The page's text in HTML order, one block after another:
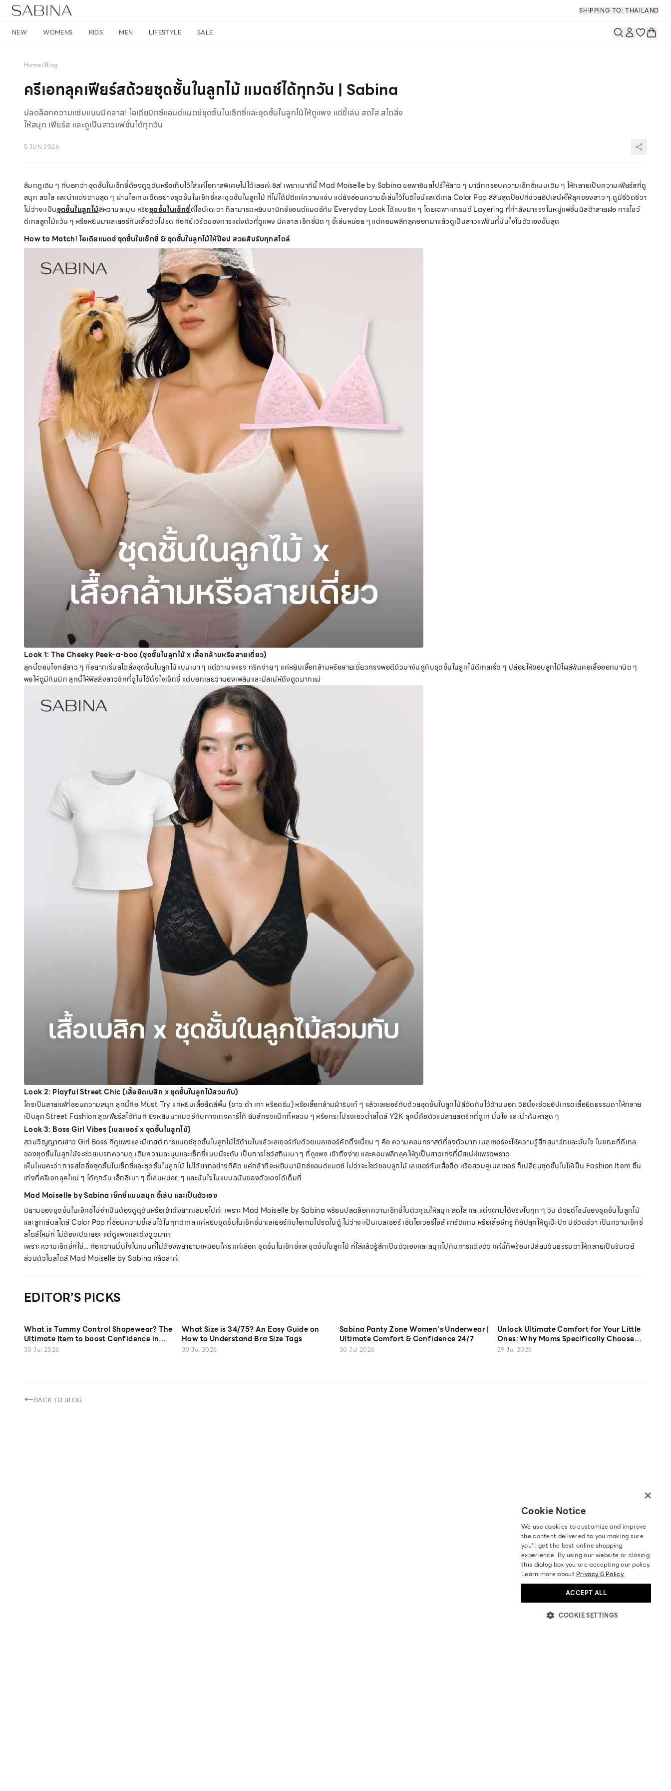
SHIPPING TO: THAILAND
NEW WOMENS KIDS MEN LIFESTYLE SALE
Home/Blog
ครีเอทลุคเฟียร์สด้วยชุดชั้นในลูกไม้ แมตช์ได้ทุกวัน | Sabina
ปลดล็อกความแซ่บแบบมีคลาส! ไอเดียมิกซ์แอนด์แมตช์ชุดชั้นในเซ็กซี่และชุดชั้นในลูกไม้ให้ดูแพง แต่ขี้เล่น สดใส สไตลิ่ง
ให้สนุก เฟียร์ส และดูเป็นสาวแฟชั่นได้ทุกวัน
5 JUN 2026
ลืมกฎเดิม ๆ ที่บอกว่า ชุดชั้นในเซ็กซี่ต้องดูดุดันหรือเก็บไว้ใส่แค่โอกาสพิเศษไปได้เลยค่ะซิส! เพราะนาทีนี้ Mad Moiselle by Sabina ขอพาอินสไปร์ให้สาว ๆ มาฉีกกรอบความเซ็กซี่แบบเดิม ๆ ให้กลายเป็นความเฟียร์สที่ดู
สนุก สดใส และน่าแต่งตามสุด ๆ ผ่านไอเทมเด็ดอย่างชุดชั้นในเซ็กซี่และชุดชั้นในลูกไม้ ที่ไม่ได้มีดีแค่ความแซ่บ แต่ยังซ่อนความขี้เล่นไว้ในดีไซน์และดีเทล Color Pop สีสันสุดป๊อปที่ช่วยอัปเสน่ห์ให้ลุคของสาว ๆ ดูมีชีวิตชีวา
ไม่ว่าจะเป็นชุดชั้นในลูกไม้สีหวานละมุน หรือชุดชั้นในเซ็กซี่ดีไซน์เตะตา ก็สามารถหยิบมามิกซ์แอนด์แมตช์กับ Everyday Look ได้แบบชิค ๆ โดยเฉพาะเทรนด์ Layering ที่กำลังมาแรงในหมู่แฟชั่นนิสต้าสายฝอ การโชว์
ดีเทลลูกไม้แว้บ ๆ หรือหยิบมาเลเยอร์ทับเสื้อตัวโปรด คือคีย์เวิร์ดของการแต่งตัวที่ดูแพง มีคลาส เซ็กซี่นิด ๆ ขี้เล่นหน่อย ๆ แต่คอมพลีทลุคออกมาแล้วดูเป็นสาวแฟชั่นที่มั่นใจในตัวเองขั้นสุด
How to Match! ไอเดียแมตช์ ชุดชั้นในเซ็กซี่ & ชุดชั้นในลูกไม้ให้ป๊อป สวยสับรับทุกสไตล์
Look 1: The Cheeky Peek-a-boo (ชุดชั้นในลูกไม้ x เสื้อกล้ามหรือสายเดี่ยว)
ลุคนี้ตอบโจทย์สาว ๆ ที่อยากเริ่มสไตลิ่งชุดชั้นในลูกไม้แบบเบา ๆ แต่ดาเมจแรง ทริคง่าย ๆ แค่หยิบเสื้อกล้ามหรือสายเดี่ยวทรงพอดีตัวมาจับคู่กับชุดชั้นในลูกไม้ดีเทลเริ่ด ๆ ปล่อยให้ขอบลูกไม้โผล่พ้นคอเสื้อออกมานิด ๆ
พอให้ดูมีกิมมิก ลุคนี้ให้ฟีลลิ่งสาวชิคที่ดูไม่ได้ตั้งใจเซ็กซี่ แต่บอกเลยว่ามองเพลินและมีสเน่ห์ดึงดูดมากแม่
Look 2: Playful Street Chic (เสื้อยืดเบสิก x ชุดชั้นในลูกไม้สวมทับ)
ใครเป็นสายแฟที่ชอบความสนุก ลุคนี้คือ Must Try แค่หยิบเสื้อยืดสีพื้น (ขาว ดำ เทา หรือครีม) หรือเสื้อกล้ามผ้าริบเก๋ ๆ แล้วเลเยอร์ทับด้วยชุดชั้นในลูกไม้สีตัดกันไว้ด้านนอก วิธีนี้จะช่วยอัปเกรดเสื้อยืดธรรมดาให้กลาย
เป็นลุค Street Fashion สุดเฟียร์สได้ทันที ยิ่งหยิบมาแมตช์กับกางเกงคาร์โก้ ยีนส์ทรงแบ็กกี้หลวม ๆ หรือกระโปรงเอวต่ำสไตล์ Y2K ลุคนี้คือตัวแม่สายสตรีทที่ดูเท่ มั่นใจ และน่าค้นหาสุด ๆ
Look 3: Boss Girl Vibes (เบลเซอร์ x ชุดชั้นในลูกไม้)
สวมวิญญาณสาว Girl Boss ที่ดูแพงและมีเทสต์ การแมตช์ชุดชั้นในลูกไม้ไว้ด้านในแล้วเลเยอร์ทับด้วยเบลเซอร์คัตติ้งเนี้ยบ ๆ คือ ความคอนทราสต์ที่ลงตัวมาก เบลเซอร์จะให้ความรู้สึกสมาร์ทและมั่นใจ ในขณะที่ดีเทล
ของชุดชั้นในลูกไม้จะช่วยเบรกความดุ เติมความละมุนและเซ็กซี่แบบมีระดับ เป็นการโชว์สกินเบา ๆ ที่ดูแพง เข้าถึงง่าย และคอมพลีทลุคให้ดูเป็นสาวเก่งที่มีสเน่ห์แพรวพราว
เห็นไหมคะว่า การสไตลิ่งชุดชั้นในเซ็กซี่และชุดชั้นในลูกไม้ ไม่ได้ยากอย่างที่คิด แค่กล้าที่จะหยิบมามิกซ์แอนด์แมตช์ ไม่ว่าจะโชว์ขอบลูกไม้ เลเยอร์ทับเสื้อยืด หรือสวมคู่เบลเซอร์ ก็เปลี่ยนชุดชั้นในให้เป็น Fashion Item ชิ้น
เก่งที่ครีเอทลุคใหม่ ๆ ได้ทุกวัน เซ็กซี่เบา ๆ ขี้เล่นหน่อย ๆ และมั่นใจในแบบฉบับของตัวเองได้เต็มที่
Mad Moiselle by Sabina เซ็กซี่แบบสนุก ขี้เล่น และเป็นตัวเอง
นิยามของชุดชั้นในเซ็กซี่ไม่จำเป็นต้องดูดุดันหรือเข้าถึงยากเสมอไปค่ะ เพราะ Mad Moiselle by Sabina พร้อมปลดล็อกความเซ็กซี่ในตัวคุณให้สนุก สดใส และแต่งตามได้จริงในทุก ๆ วัน ด้วยดีไซน์ของชุดชั้นในลูกไม้
และลูกเล่นสไตล์ Color Pop ที่ซ่อนความขี้เล่นไว้ในทุกดีเทล แค่หยิบชุดชั้นในเซ็กซี่มาเลเยอร์กับไอเทมโปรดในตู้ ไม่ว่าจะเป็นเบลเซอร์ เชิ้ตโอเวอร์ไซส์ คาร์ดิแกน หรือเสื้อซีทรู ก็อัปลุคให้ดูเป๊ะปัง มีชีวิตชีวา เป็นความเซ็กซี่
สไตล์ใหม่ที่ ไม่ต้องเปิดเยอะ แต่ดูแพงและดึงดูดมาก
เพราะความเซ็กซี่ที่ใช่... คือความมั่นใจในแบบที่ไม่ต้องพยายามเหมือนใคร แค่เลือก ชุดชั้นในเซ็กซี่และชุดชั้นในลูกไม้ ที่ใส่แล้วรู้สึกเป็นตัวเองและสนุกไปกับการแต่งตัว แค่นี้ก็พร้อมเปลี่ยนวันธรรมดาให้กลายเป็นรันเวย์
ส่วนตัวในสไตล์ Mad Moiselle by Sabina แล้วล่ะค่ะ
EDITOR’S PICKS
What is Tummy Control Shapewear? The
Ultimate Item to boost Confidence in
Every Look
30 Jul 2026
What Size is 34/75? An Easy Guide on
How to Understand Bra Size Tags
30 Jul 2026
Sabina Panty Zone Women’s Underwear |
Ultimate Comfort & Confidence 24/7
30 Jul 2026
Unlock Ultimate Comfort for Your Little
Ones: Why Moms Specifically Choose
Sabina Kids' Cotton USA Camisoles
29 Jul 2026
BACK TO BLOG
×
Cookie Notice
We use cookies to customize and improve
the content delivered to you making sure
you‘ll get the best online shopping
experience. By using our website or closing
this dialog box you are accepting our policy.
Learn more about Privacy & Policy.
ACCEPT ALL
COOKIE SETTINGS